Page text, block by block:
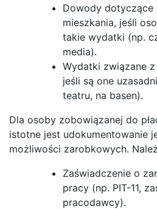
Dowody dotyczące
mieszkania, jeśli
takie wydatki (np.
media).
Wydatki związane
jeśli są one
teatru, na basen).
Dla osoby zobowiązanej do
istotne jest udokumentowanie
możliwości zarobkowych.
Zaświadczenie o
pracy (np. PIT-11,
pracodawcy).